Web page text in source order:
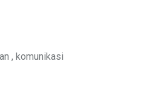
, komunikasi